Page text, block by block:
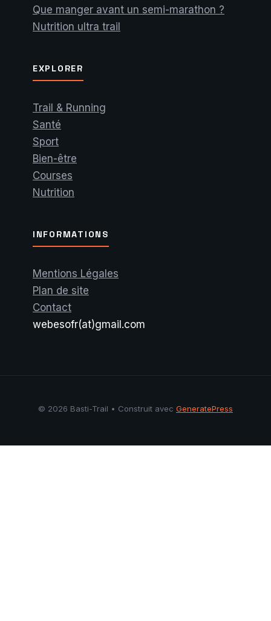
Que manger avant un semi-marathon ?
Nutrition ultra trail
EXPLORER
Trail & Running
Santé
Sport
Bien-être
Courses
Nutrition
INFORMATIONS
Mentions Légales
Plan de site
Contact
webesofr(at)gmail.com
© 2026 Basti-Trail • Construit avec GeneratePress